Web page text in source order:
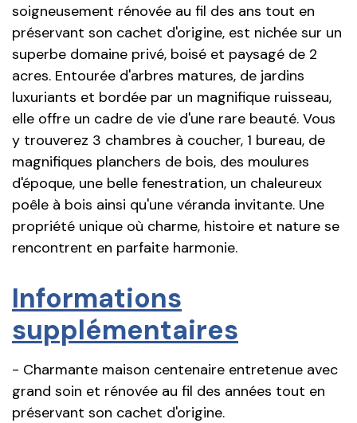
soigneusement rénovée au fil des ans tout en
préservant son cachet d'origine, est nichée sur un
superbe domaine privé, boisé et paysagé de 2
acres. Entourée d'arbres matures, de jardins
luxuriants et bordée par un magnifique ruisseau,
elle offre un cadre de vie d'une rare beauté. Vous
y trouverez 3 chambres à coucher, 1 bureau, de
magnifiques planchers de bois, des moulures
d'époque, une belle fenestration, un chaleureux
poêle à bois ainsi qu'une véranda invitante. Une
propriété unique où charme, histoire et nature se
rencontrent en parfaite harmonie.
Informations
supplémentaires
- Charmante maison centenaire entretenue avec
grand soin et rénovée au fil des années tout en
préservant son cachet d'origine.